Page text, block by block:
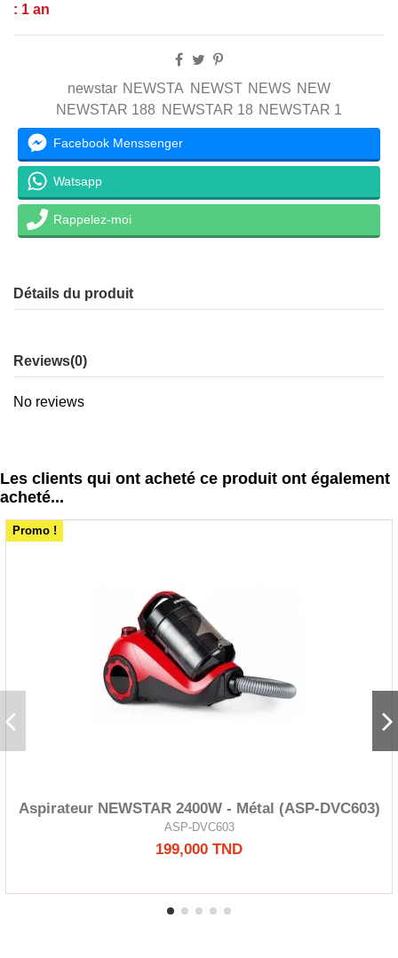
: 1 an
newstar NEWSTA NEWST NEWS NEW
NEWSTAR 188 NEWSTAR 18 NEWSTAR 1
Facebook Menssenger
Watsapp
Rappelez-moi
Détails du produit
Reviews(0)
No reviews
Les clients qui ont acheté ce produit ont également
acheté...
Promo !
Aspirateur NEWSTAR 2400W - Métal (ASP-DVC603)
ASP-DVC603
199,000 TND